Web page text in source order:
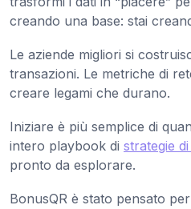
creando una base: stai
Le aziende migliori si
transazioni. Le metriche di
creare legami che durano.
Iniziare è più semplice di
intero playbook di strategie
pronto da esplorare.
BonusQR è stato pensato